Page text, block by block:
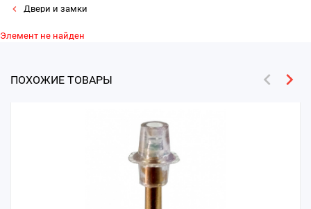
Двери и замки
Элемент не найден
ПОХОЖИЕ ТОВАРЫ